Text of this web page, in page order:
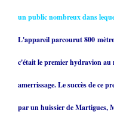
un public nombreux dans
L'appareil parcourut 800
c'était le premier hydravion au
amerrissage. Le succès de ce
par un huissier de Martigues,